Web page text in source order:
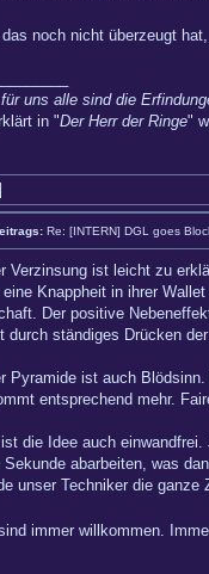
noch nicht überzeugt
uns alle sind die
in "Der Herr der Ringe"
Re: [INTERN] DGL goes
Verzinsung ist leicht zu
eine Knappheit in ihrer
Der positive
durch ständiges Drücken
Pyramide ist auch
entsprechend mehr.
die Idee auch
Sekunde abarbeiten, was
unser Techniker die ganze
immer willkommen.